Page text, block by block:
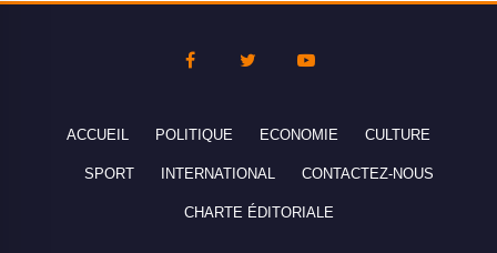
ACCUEIL POLITIQUE ECONOMIE CULTURE
SPORT INTERNATIONAL CONTACTEZ-NOUS
CHARTE ÉDITORIALE